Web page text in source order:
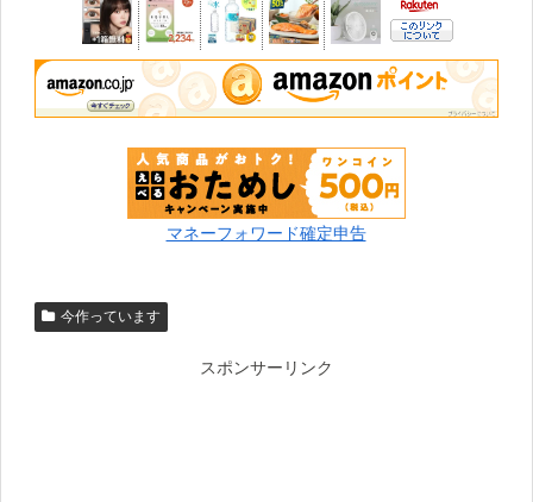
マネーフォワード確定申告
今作っています
スポンサーリンク